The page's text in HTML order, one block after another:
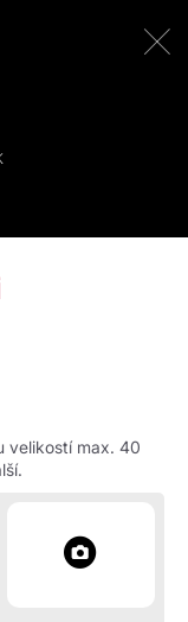
velikostí max. 40